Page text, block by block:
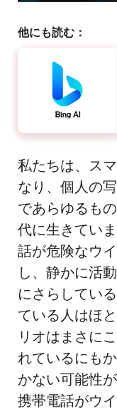
他にも読む：
私たちは、ス
なり、個人の
であらゆるも
代に生きてい
話が危険なウ
し、静かに活
にさらしてい
ている人はほ
リオはまさに
れているにも
かない可能性
携帯電話がウ